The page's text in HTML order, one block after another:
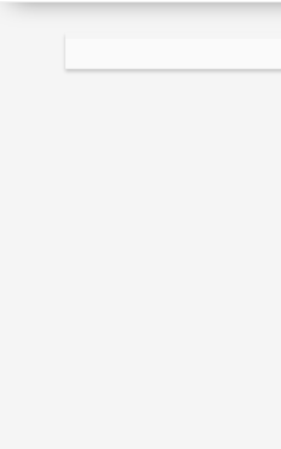
10W-30 20л.